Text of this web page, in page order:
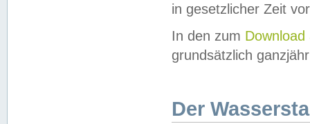
in gesetzlicher Zeit
In den zum Download
grundsätzlich
Der